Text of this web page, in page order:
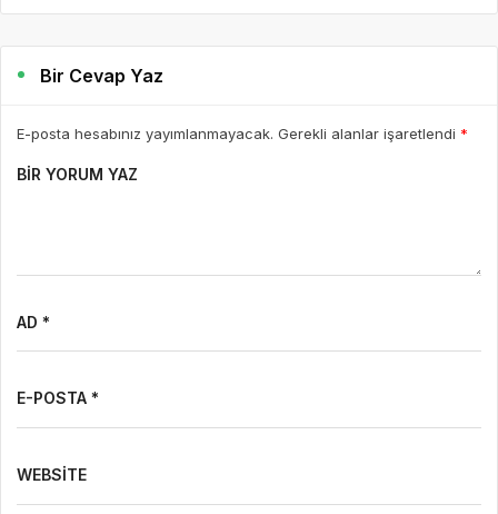
Bir Cevap Yaz
E-posta hesabınız yayımlanmayacak. Gerekli alanlar işaretlendi *
BIR YORUM YAZ
AD *
E-POSTA *
WEBSITE